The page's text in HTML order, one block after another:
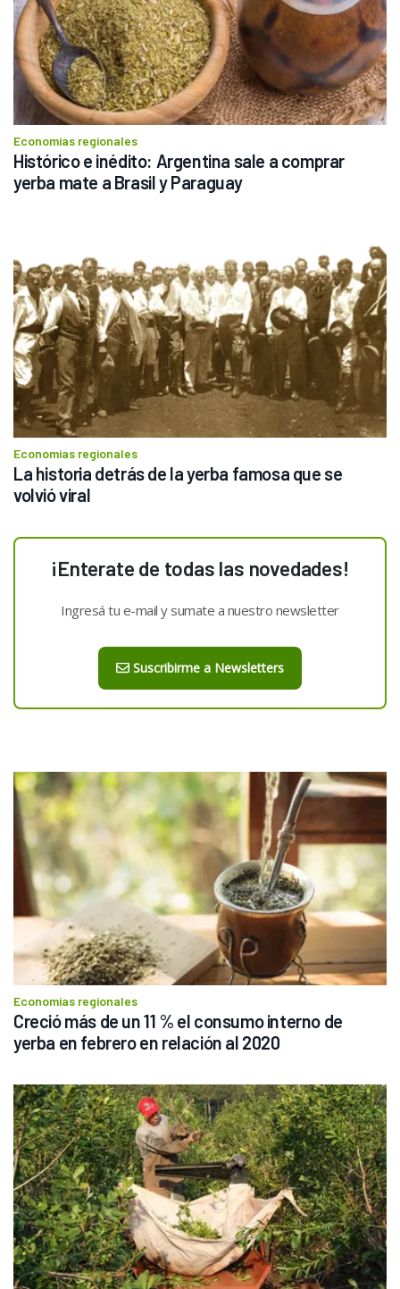
Economías regionales
Histórico e inédito: Argentina sale a comprar
Economías regionales
La historia detrás de la yerba famosa que se
volvió viral
¡Enterate de todas las novedades!
Ingresá tu e-mail y sumate a nuestro newsletter
Suscribirme a Newsletters
Economías regionales
Creció más de un 11 % el consumo interno de
yerba en febrero en relación al 2020